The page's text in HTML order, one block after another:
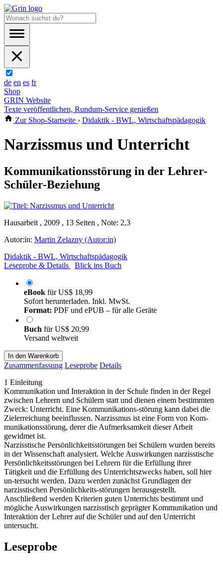
de en es fr
Shop
GRIN Website
Texte veröffentlichen, Rundum-Service genießen
Zur Shop-Startseite › Didaktik - BWL, Wirtschaftspädagogik
Narzissmus und Unterricht
Kommunikationsstörung in der Lehrer-
Schüler-Beziehung
Hausarbeit , 2009 , 13 Seiten , Note: 2,3
Autor:in: Martin Zelazny (Autor:in)
Didaktik - BWL, Wirtschaftspädagogik
Leseprobe & Details
Blick ins Buch
eBook fürUS$ 18,99
Sofort herunterladen. Inkl. MwSt.
Format: PDF und ePUB – für alle Geräte
Buch fürUS$ 20,99
Versand weltweit
In den Warenkorb
Zusammenfassung Leseprobe Details
1 Einleitung
Kommunikation und Interaktion in der Schule finden in der Regel
zwischen Lehrern und Schülern statt und dienen einem bestimmten
Zweck: Unterricht. Eine Kommunikations-störung kann dabei die
Zielerreichung beeinflussen. Narzissmus ist eine Form von Kom-
munikationsstörung, derer die Aufmerksamkeit dieser Arbeit
gewidmet ist.
Narzisstische Persönlichkeitsstörungen bei Schülern wurden bereits
in der Wissenschaft analysiert. Welche Auswirkungen narzisstische
Persönlichkeitsstörungen bei Lehrern für die Erfüllung ihrer
Tätigkeit und die Erfüllung des Unterrichtszwecks haben, soll hier
un-tersucht werden. Dazu werden zunächst Grundlagen der
narzisstischen Persönlichkeits-störungen herausgestellt.
Anschließend werden Kriterien guten Unterrichts bestimmt und
mögliche Auswirkungen narzisstisch geprägter Kommunikation und
Interaktion der Lehrer auf die Schüler und auf den Unterricht
untersucht.
Leseprobe